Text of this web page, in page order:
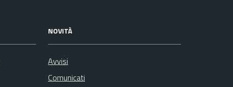
NOVITÀ
Avvisi
Comunicati